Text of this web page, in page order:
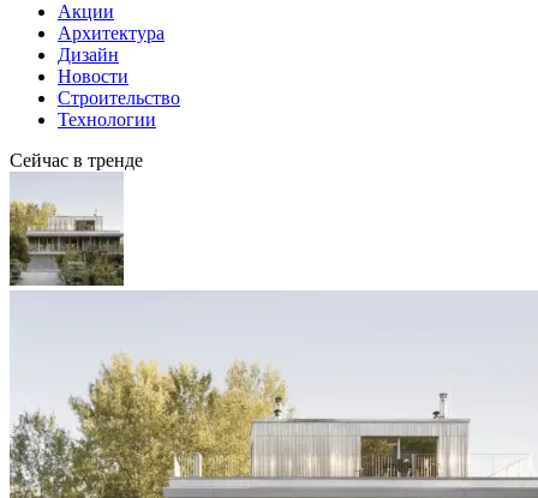
Акции
Архитектура
Дизайн
Новости
Строительство
Технологии
Сейчас в тренде